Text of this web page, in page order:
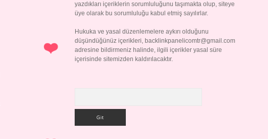
yazdıkları içeriklerin sorumluluğunu taşımakta olup, siteye
üye olarak bu sorumluluğu kabul etmiş sayılırlar.
Hukuka ve yasal düzenlemelere aykırı olduğunu
düşündüğünüz içerikleri, backlinkpanelicomtr@gmail.com
adresine bildirmeniz halinde, ilgili içerikler yasal süre
içerisinde sitemizden kaldırılacaktır.